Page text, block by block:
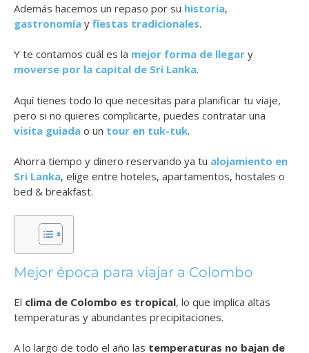
Además hacemos un repaso por su historia,
gastronomía y fiestas tradicionales.
Y te contamos cuál es la mejor forma de llegar y
moverse por la capital de Sri Lanka.
Aquí tienes todo lo que necesitas para planificar tu viaje,
pero si no quieres complicarte, puedes contratar una
visita guiada o un tour en tuk-tuk.
Ahorra tiempo y dinero reservando ya tu alojamiento en
Sri Lanka, elige entre hoteles, apartamentos, hostales o
bed & breakfast.
Mejor época para viajar a Colombo
El clima de Colombo es tropical, lo que implica altas
temperaturas y abundantes precipitaciones.
A lo largo de todo el año las temperaturas no bajan de